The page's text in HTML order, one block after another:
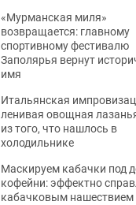
«Мурманская миля»
возвращается: главному
спортивному фестивалю
Заполярья вернут
имя
Итальянская
ленивая овощная
из того, что нашлось в
холодильнике
Маскируем кабачки под
кофейни: эффектно
кабачковым нашествием